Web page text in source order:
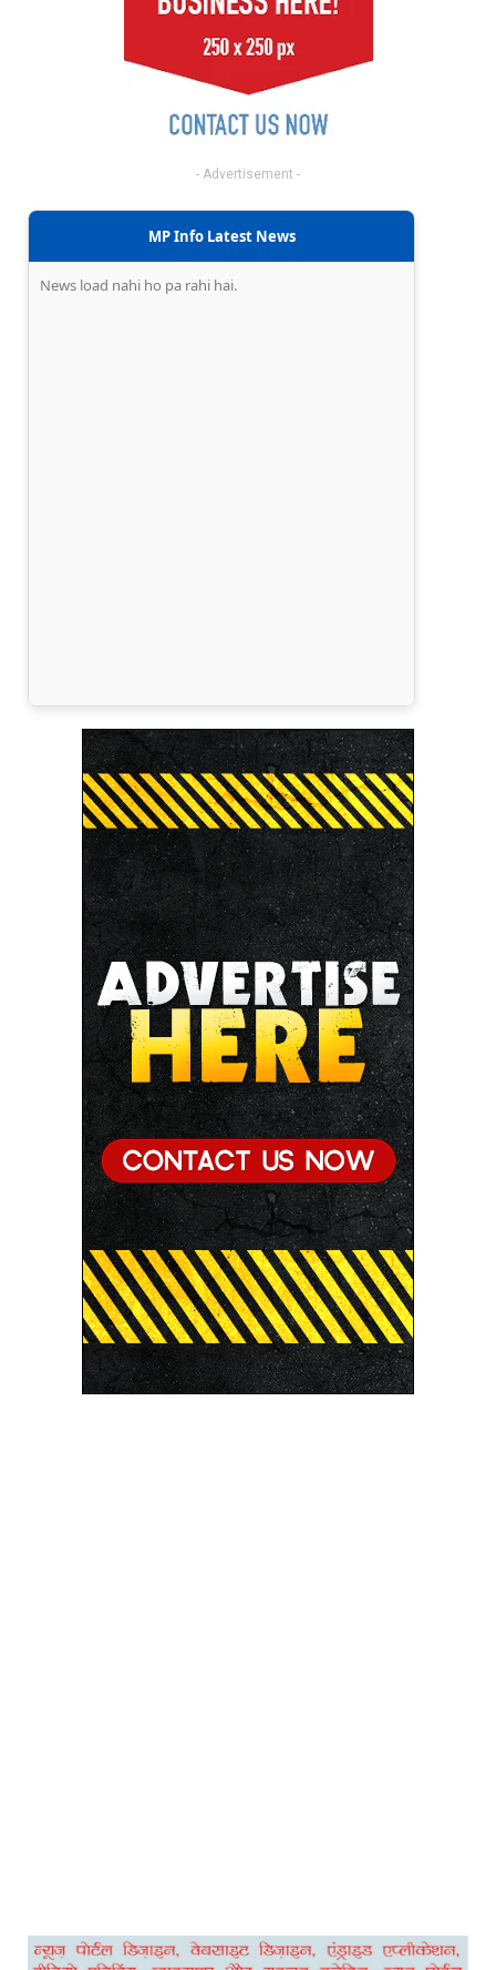
- Advertisement -
MP Info Latest News
News load nahi ho pa rahi hai.